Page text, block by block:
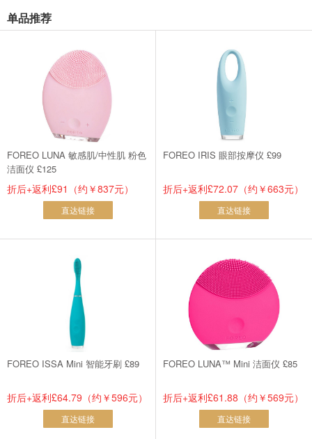
单品推荐
FOREO LUNA 敏感肌/中性肌 粉色
洁面仪 £125
折后+返利£91（约￥837元）
直达链接
FOREO IRIS 眼部按摩仪 £99
折后+返利£72.07（约￥663元）
直达链接
FOREO ISSA Mini 智能牙刷 £89
折后+返利£64.79（约￥596元）
直达链接
FOREO LUNA™ Mini 洁面仪 £85
折后+返利£61.88（约￥569元）
直达链接